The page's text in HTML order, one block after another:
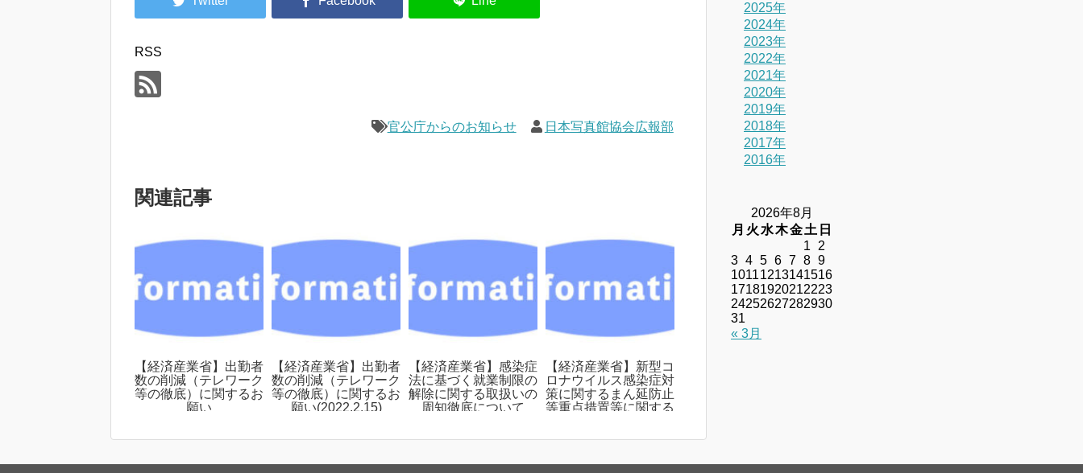
RSS
官公庁からのお知らせ 日本写真館協会広報部
関連記事
【経済産業省】出勤者
数の削減（テレワーク
等の徹底）に関するお
願い
【経済産業省】出勤者
数の削減（テレワーク
等の徹底）に関するお
願い(2022.2.15)
【経済産業省】感染症
法に基づく就業制限の
解除に関する取扱いの
周知徹底について
【経済産業省】新型コ
ロナウイルス感染症対
策に関するまん延防止
等重点措置等に関する
2025年
2024年
2023年
2022年
2021年
2020年
2019年
2018年
2017年
2016年
2026年8月
月 火 水木金土 日
« 3月
1
2
3 4 5 6 7 8 9
10111213141516
17181920212223
24252627282930
31